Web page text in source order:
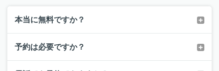
本当に無料ですか？
予約は必要ですか？